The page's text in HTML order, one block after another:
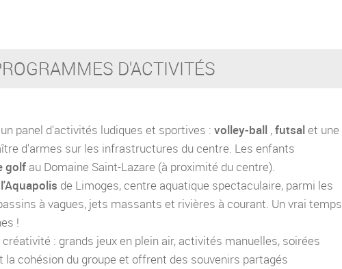
D'ACTIVITÉS
panel d'activités ludiques et sportives : volley-ball ,futsalet une
d'armes sur les infrastructures du centre. Les enfants
golf au Domaine Saint-Lazare (à proximité du centre).
de Limoges, centre aquatique spectaculaire, parmi les
à vagues, jets massants et rivières à courant. Un vrai temps
!
: grands jeux en plein air, activités manuelles, soirées
cohésion du groupe et offrent des souvenirs partagés